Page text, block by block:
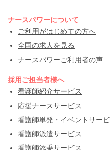
ナースパワーについて
ご利用がはじめての方へ
全国の求人を見る
ナースパワーご利用者の声
採用ご担当者様へ
看護師紹介サービス
応援ナースサービス
看護師単発・イベントサー
看護師派遣サービス
看護師添乗サービス